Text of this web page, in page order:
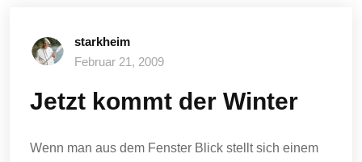
starkheim
Februar 21, 2009
Jetzt kommt der Winter
Wenn man aus dem Fenster Blick stellt sich einem